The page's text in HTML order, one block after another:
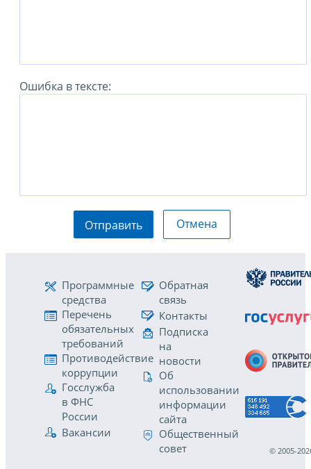
Ошибка в тексте:
Отправить Отмена
Программные
средства
Перечень
обязательных
требований
Противодействие
коррупции
Госслужба
в ФНС
России
Вакансии
Обратная
связь
Контакты
Подписка
на
новости
Об
использовании
информации
сайта
Общественный
совет
© 2005-